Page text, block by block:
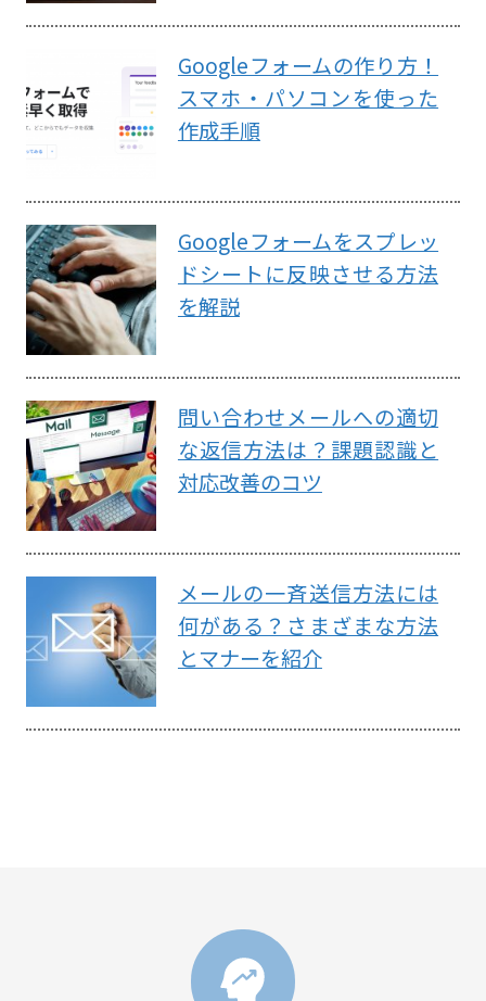
Googleフォームの作り方！
スマホ・パソコンを使った
作成手順
Googleフォームをスプレッ
ドシートに反映させる方法
を解説
問い合わせメールへの適切
な返信方法は？課題認識と
対応改善のコツ
メールの一斉送信方法には
何がある？さまざまな方法
とマナーを紹介